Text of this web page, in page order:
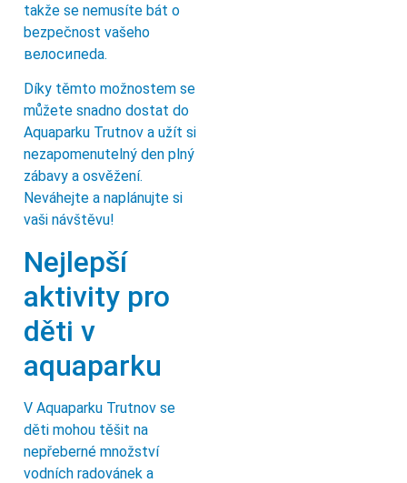
takže se nemusíte bát o
bezpečnost vašeho
велосипeda.
Díky těmto možnostem se
můžete snadno dostat do
Aquaparku Trutnov a užít si
nezapomenutelný den plný
zábavy a osvěžení.
Neváhejte a naplánujte si
vaši návštěvu!
Nejlepší
aktivity pro
děti v
aquaparku
V Aquaparku Trutnov se
děti mohou těšit na
nepřeberné množství
vodních radovánek a